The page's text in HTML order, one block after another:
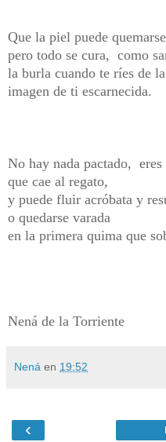
Que la piel puede
pero todo se cura, como
la burla cuando te ríes de la
imagen de ti escarnecida.
No hay nada pactado, eres
que cae al regato,
y puede fluir acróbata y
o quedarse varada
en la primera quima que
Nená de la Torriente
Nená en 19:52
‹